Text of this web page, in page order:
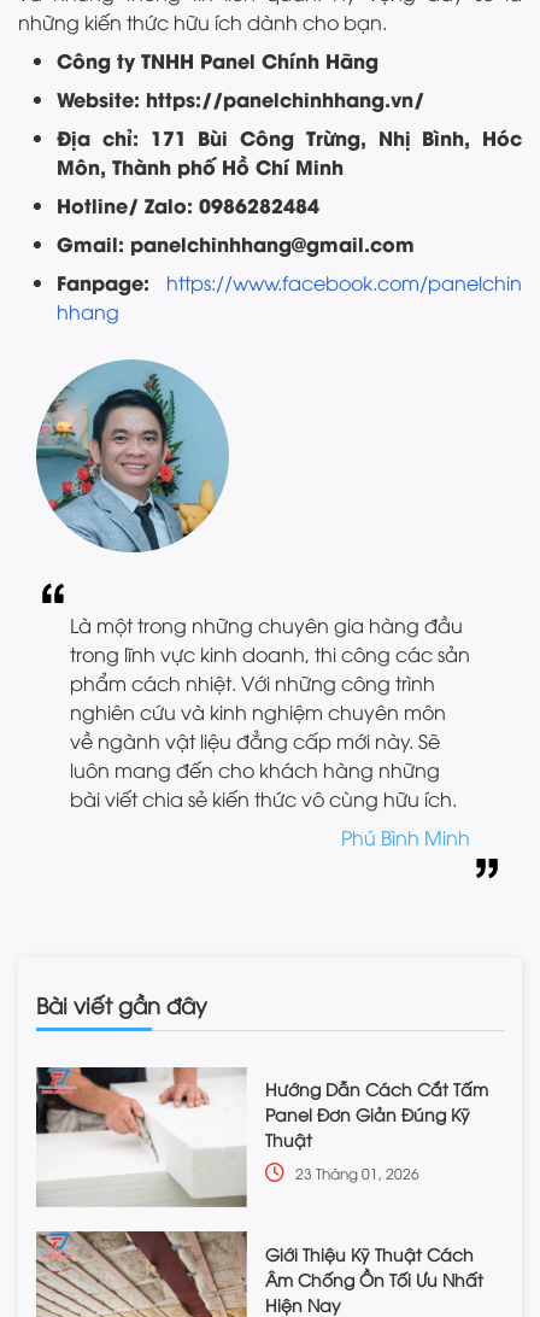
những kiến thức hữu ích dành cho bạn.
Công ty TNHH Panel Chính Hãng
Website: https://panelchinhhang.vn/
Địa chỉ: 171 Bùi Công Trừng, Nhị Bình, Hóc
Môn, Thành phố Hồ Chí Minh
Hotline/ Zalo: 0986282484
Gmail: panelchinhhang@gmail.com
Fanpage: https://www.facebook.com/panelchin
hhang
Là một trong những chuyên gia hàng đầu
trong lĩnh vực kinh doanh, thi công các sản
phẩm cách nhiệt. Với những công trình
nghiên cứu và kinh nghiệm chuyên môn
về ngành vật liệu đẳng cấp mới này. Sẽ
luôn mang đến cho khách hàng những
bài viết chia sẻ kiến thức vô cùng hữu ích.
Phú Bình Minh
Bài viết gần đây
Hướng Dẫn Cách Cắt Tấm
Panel Đơn Giản Đúng Kỹ
Thuật
23 Tháng 01, 2026
Giới Thiệu Kỹ Thuật Cách
Âm Chống Ồn Tối Ưu Nhất
Hiện Nay